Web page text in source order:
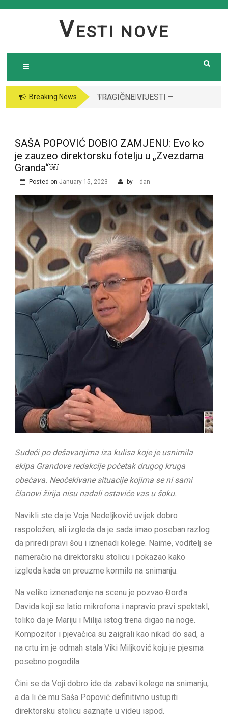
VESTI NOVE
Breaking News
TRAGIČNE VIJESTI –
ispred njene kuće￼￼
VODITELJICA
SRBIJU: Čekajte da
vidite kako danas
SAŠA POPOVIĆ DOBIO ZAMJENU: Evo ko
je zauzeo direktorsku fotelju u „Zvezdama
Granda“￼
Posted on January 15, 2023 by dan
Sudeći po dešavanjima iza kulisa koje je usnimila
ekipa Grandove redakcije početak drugog kruga
obećava. Neočekivane situacije kojima se ni sami
članovi žirija nisu nadali ostaviće vas u šoku.
Navikli ste da je Voja Nedeljković uvijek dobro
raspoložen, ali izgleda da je sada imao poseban razlog
da priredi pravi šou i iznenadi kolege. Naime, voditelj se
nameračio na direktorsku stolicu i pokazao kako
izgleda kada on preuzme kormilo na snimanju.
Na veliko iznenađenje na scenu je pozvao Đorđa
Davida koji se latio mikrofona i napravio pravi spektakl,
toliko da je Mariju i Milija istog trena digao na noge.
Kompozitor i pjevačica su zaigrali kao nikad do sad, a
na crtu im je odmah stala Viki Miljković koju je pjesma
posebno pogodila.
Čini se da Voji dobro ide da zabavi kolege na snimanju,
a da li će mu Saša Popović definitivno ustupiti
direktorsku stolicu saznajte u videu ispod.